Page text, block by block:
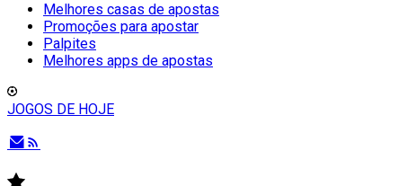
Melhores casas de apostas
Promoções para apostar
Palpites
Melhores apps de apostas
JOGOS DE HOJE